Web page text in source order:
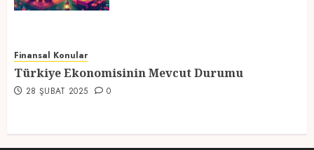
Finansal Konular
Türkiye Ekonomisinin Mevcut Durumu
28 ŞUBAT 2025 0